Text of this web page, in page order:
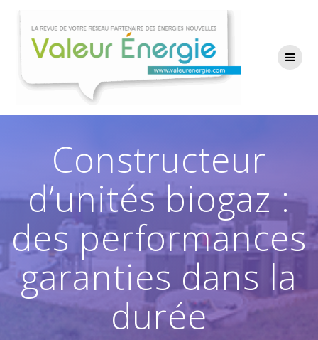
contenu
Constructeur
d’unités biogaz :
des performances
garanties dans la
durée